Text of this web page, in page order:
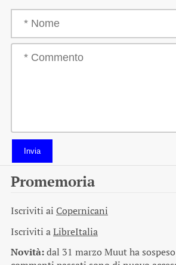
Invia
Promemoria
Iscriviti ai Copernicani
Iscriviti aLibreItalia
Novità:dal 31 marzo Muut ha